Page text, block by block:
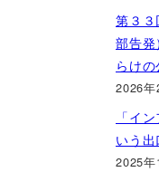
第３
部告
らけ
2026年
「イ
いう出
2025年